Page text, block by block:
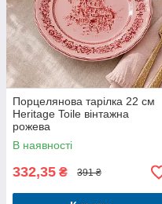
Порцелянова тарілка 22 см
Heritage Toile вінтажна
рожева
В наявності
332,35 ₴ 391 ₴